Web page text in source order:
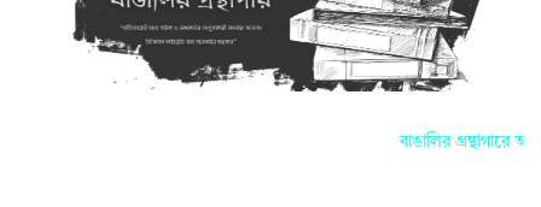
বাঙালির গ্রন্থাগারে